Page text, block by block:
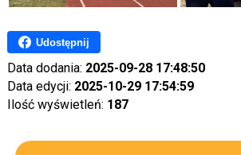
Udostępnij
Data dodania: 2025-09-28 17:48:50
Data edycji: 2025-10-29 17:54:59
Ilość wyświetleń: 187